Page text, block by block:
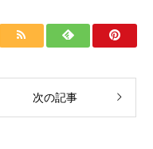
次の記事